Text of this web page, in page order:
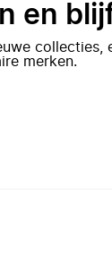
en
collecties,
merken.